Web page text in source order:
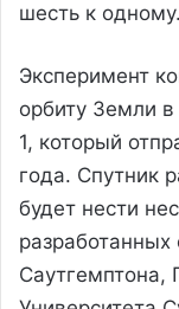
шесть к одному.
Эксперимент
орбиту Земли
1, который
года. Спутник
будет нести
разработанных
Саутгемптона,